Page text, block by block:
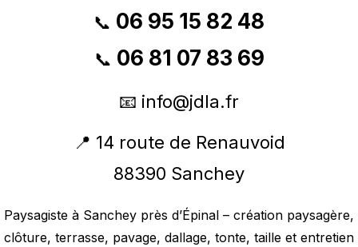
📞 06 95 15 82 48
📞 06 81 07 83 69
📧 info@jdla.fr
📍 14 route de Renauvoid
88390 Sanchey
Paysagiste à Sanchey près d’Épinal – création paysagère,
clôture, terrasse, pavage, dallage, tonte, taille et entretien